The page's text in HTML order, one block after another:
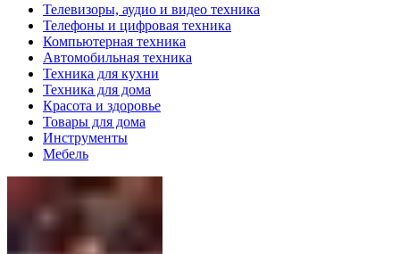
Телевизоры, аудио и видео техника
Телефоны и цифровая техника
Компьютерная техника
Автомобильная техника
Техника для кухни
Техника для дома
Красота и здоровье
Товары для дома
Инструменты
Мебель